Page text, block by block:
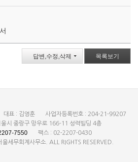
답변,수정,삭제 목록보기
대표 : 김영훈
사업자등록번호 : 204-21-99207
울시 중랑구 망우로 166-11 성력빌딩 4층
7550
팩스 : 02-2207-0430
세무회계사무소. ALL RIGHTS RESERVED.